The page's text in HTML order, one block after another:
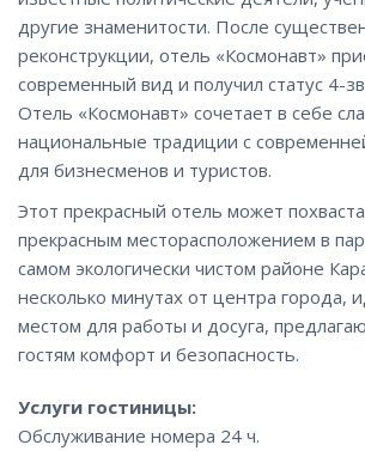
другие знаменитости. После
реконструкции, отель «Космонавт»
современный вид и получил статус 4-
Отель «Космонавт» сочетает в себе
национальные традиции с
для бизнесменов и туристов.
Этот прекрасный отель может
прекрасным месторасположением в
самом экологически чистом районе
несколько минутах от центра города,
местом для работы и досуга,
гостям комфорт и безопасность.
Услуги гостиницы:
Обслуживание номера 24 ч.